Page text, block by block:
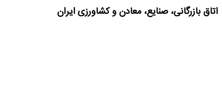
اتاق بازرگانی، صنایع، معادن و کشاورزی ایران